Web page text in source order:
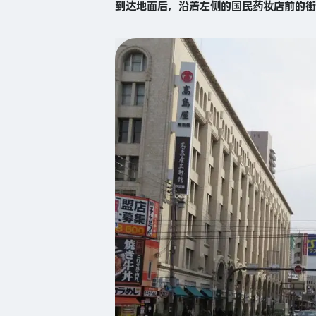
到达地面后，沿着左侧的国民药妆店前的